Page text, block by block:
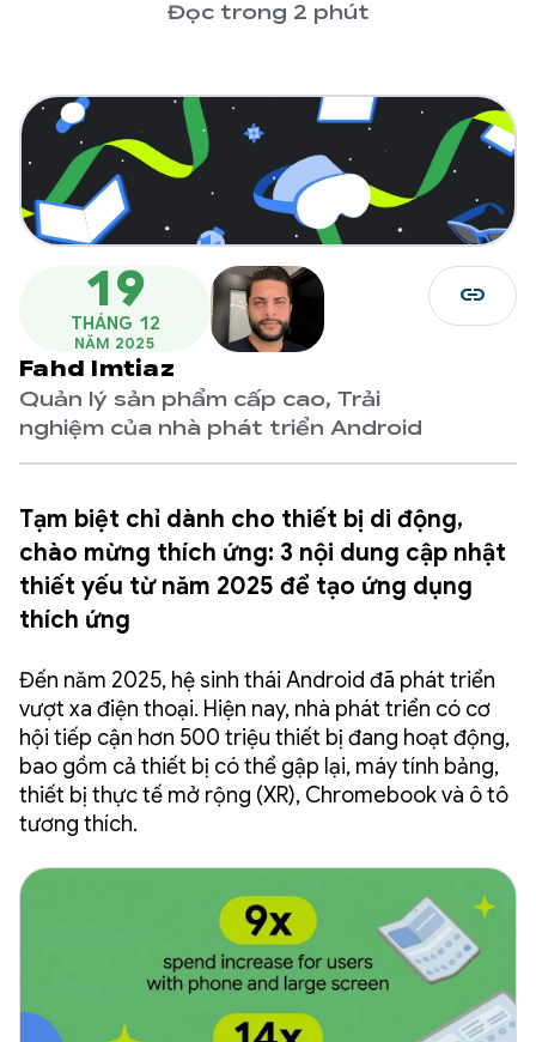
Đọc trong 2 phút
19
THÁNG 12
NĂM 2025
Fahd Imtiaz
Quản lý sản phẩm cấp cao, Trải
nghiệm của nhà phát triển Android
link
Tạm biệt chỉ dành cho thiết bị di động,
chào mừng thích ứng: 3 nội dung cập nhật
thiết yếu từ năm 2025 để tạo ứng dụng
thích ứng
Đến năm 2025, hệ sinh thái Android đã phát triển
vượt xa điện thoại. Hiện nay, nhà phát triển có cơ
hội tiếp cận hơn 500 triệu thiết bị đang hoạt động,
bao gồm cả thiết bị có thể gập lại, máy tính bảng,
thiết bị thực tế mở rộng (XR), Chromebook và ô tô
tương thích.